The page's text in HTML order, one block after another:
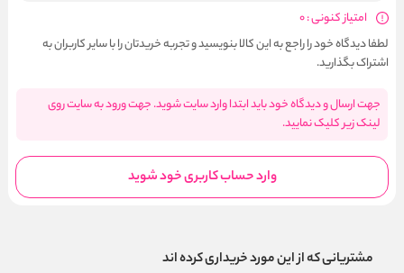
امتیاز کنونی : 0
لطفا دیدگاه خود را راجع به این کالا بنویسید و تجربه خریدتان را با سایر کاربران به
اشتراک بگذارید.
جهت ارسال و دیدگاه خود باید ابتدا وارد سایت شوید. جهت ورود به سایت روی
لینک زیر کلیک نمایید.
وارد حساب کاربری خود شوید
مشتریانی که از این مورد خریداری کرده اند